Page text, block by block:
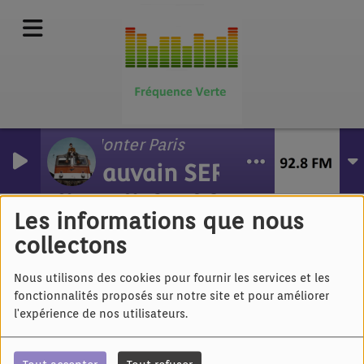
Les informations que nous
collectons
Nous utilisons des cookies pour fournir les services et les
fonctionnalités proposés sur notre site et pour améliorer
l'expérience de nos utilisateurs.
Monter Paris
gauvain SERS
Yvan Marc - Je
reviendrai